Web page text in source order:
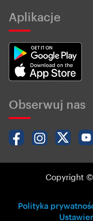
Aplikacje
Obserwuj nas
Copyright
Polityka